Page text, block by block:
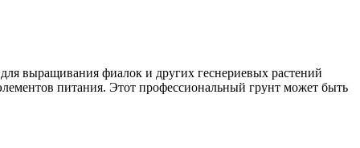
фиалок и других геснериевых растений
питания. Этот профессиональный грунт может быть